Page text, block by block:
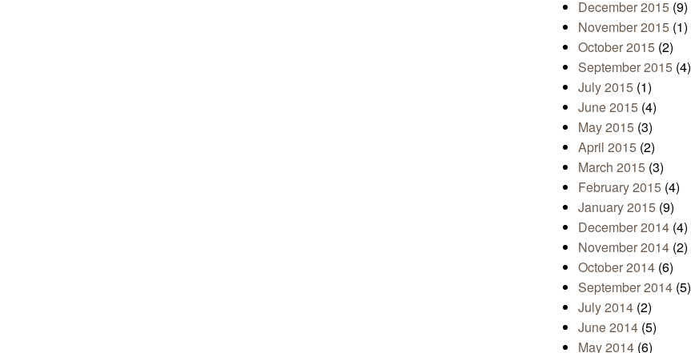
December 2015 (9)
November 2015 (1)
October 2015 (2)
September 2015 (4)
July 2015 (1)
June 2015 (4)
May 2015 (3)
April 2015 (2)
March 2015 (3)
February 2015 (4)
January 2015 (9)
December 2014 (4)
November 2014 (2)
October 2014 (6)
September 2014 (5)
July 2014 (2)
June 2014 (5)
May 2014 (6)